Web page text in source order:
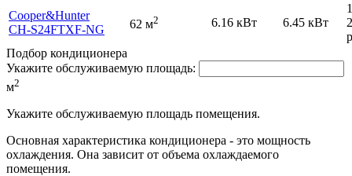
Cooper&Hunter
CH-S24FTXF-NG
62 м2 6.16 кВт 6.45 кВт
Подбор кондиционера
Укажите обслуживаемую площадь:
м2
Укажите обслуживаемую площадь помещения.
Основная характеристика кондиционера - это мощность
охлаждения. Она зависит от объема охлаждаемого
помещения.